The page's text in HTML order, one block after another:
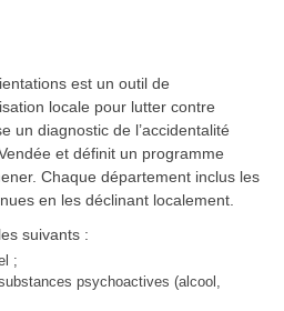
est un outil de
locale pour lutter contre
un diagnostic de l’accidentalité
et définit un programme
Chaque département inclus les
en les déclinant localement.
suivants :
;
psychoactives (alcool,